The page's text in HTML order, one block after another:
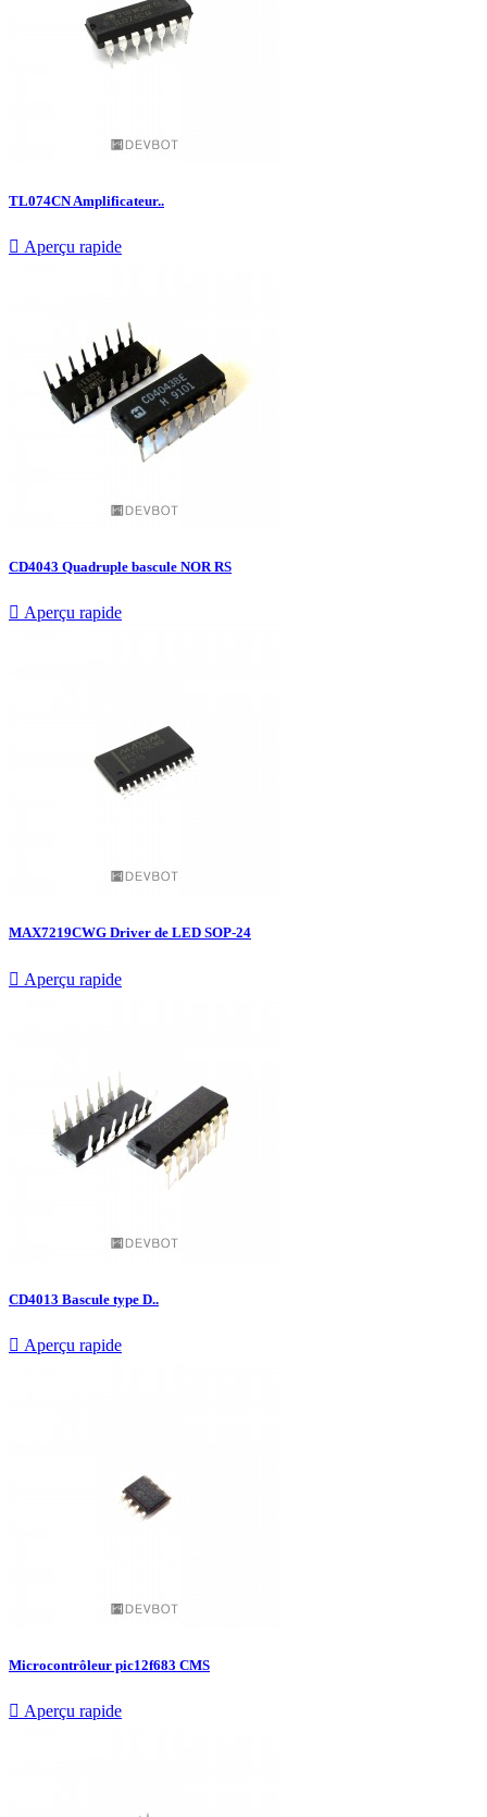
TL074CN Amplificateur..
 Aperçu rapide
CD4043 Quadruple bascule NOR RS
 Aperçu rapide
MAX7219CWG Driver de LED SOP-24
 Aperçu rapide
CD4013 Bascule type D..
 Aperçu rapide
Microcontrôleur pic12f683 CMS
 Aperçu rapide